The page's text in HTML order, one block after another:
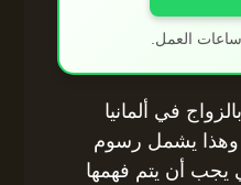
العمل.
في ألمانيا
وهذا يشمل رسوم
يجب أن يتم فهمها